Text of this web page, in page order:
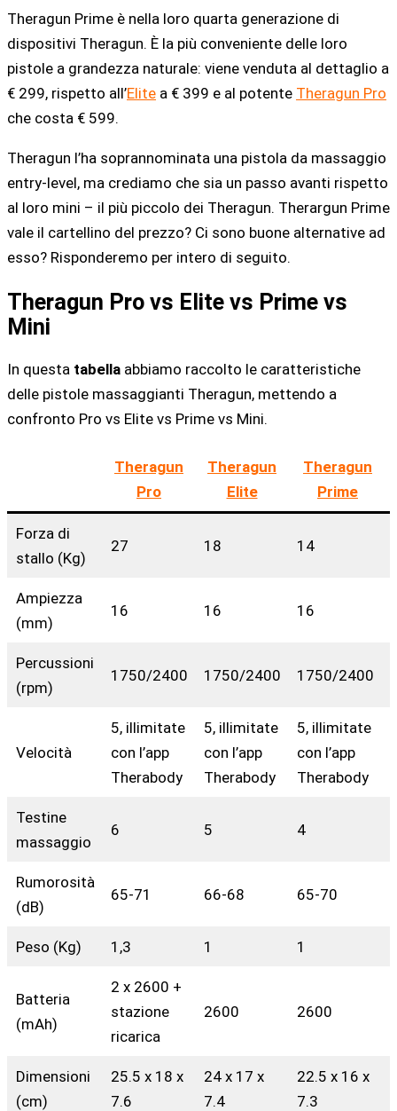
Theragun Prime è nella loro quarta generazione di
dispositivi Theragun. È la più conveniente delle loro
pistole a grandezza naturale: viene venduta al dettaglio a
€ 299, rispetto all’Elite a € 399 e al potente Theragun Pro
che costa € 599.
Theragun l’ha soprannominata una pistola da massaggio
entry-level, ma crediamo che sia un passo avanti rispetto
al loro mini – il più piccolo dei Theragun. Therargun Prime
vale il cartellino del prezzo? Ci sono buone alternative ad
esso? Risponderemo per intero di seguito.
Theragun Pro vs Elite vs Prime vs
Mini
In questa tabella abbiamo raccolto le caratteristiche
delle pistole massaggianti Theragun, mettendo a
confronto Pro vs Elite vs Prime vs Mini.
Theragun
Pro
Theragun
Elite
Theragun
Prime
Forza di
stallo (Kg)
27 18 14
Ampiezza
(mm)
16 16 16
Percussioni
(rpm)
1750/2400 1750/2400 1750/2400
Velocità
5, illimitate
con l’app
Therabody
5, illimitate
con l’app
Therabody
5, illimitate
con l’app
Therabody
Testine
massaggio
6 5 4
Rumorosità
(dB)
65-71 66-68 65-70
Peso (Kg) 1,3 1 1
Batteria
(mAh)
2 x 2600 +
stazione
ricarica
2600 2600
Dimensioni
(cm)
25.5 x 18 x
7.6
24 x 17 x
7.4
22.5 x 16 x
7.3